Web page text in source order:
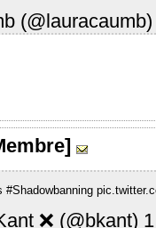
#Shadowbanning
❌ (@bkant)